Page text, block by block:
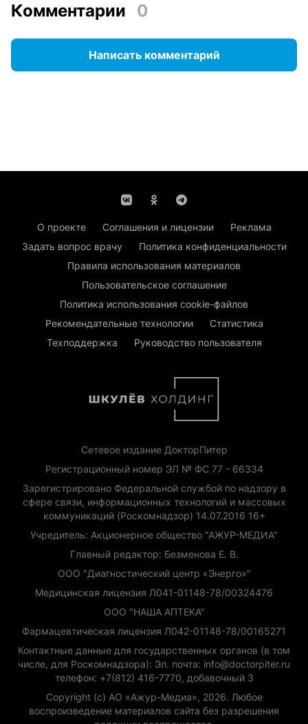
Комментарии 0
Написать комментарий
О проекте Соглашения и лицензии
Реклама
Задать вопрос врачу
Политика конфиденциальности
Правила использования материалов
Пользовательское соглашение
Политика использования cookie-файлов
Рекомендательные технологии
Статистика
Техподдержка
Руководство пользователя
Сетевое издание ДокторПитер
Регистрационный номер ЭЛ № ФС 77 - 66334
Зарегистрировано Федеральной службой по надзору в
сфере связи, информационных технологий и массовых
коммуникаций (Роскомнадзор) 14.07.2016 16+
Учредитель: Акционерное общество "АЖУР-МЕДИА"
Главный редактор: Безменова Е. В.
ООО "Диагностический центр «Энерго»"
Медицинская лицензия Л041-01148-78/00324476
ООО "НАША АПТЕКА"
Фармацевтическая лицензия Л042-01148-78/00165271
Контактные данные для государственных органов (в том
числе, для Роскомнадзора): Эл. почта: info@doctorpiter.ru
телефон: +7(812) 416-7770, добавочный 3
Copyright (с) АО «Ажур-Медиа», 2026. Любое
воспроизведение материалов сайта без разрешения